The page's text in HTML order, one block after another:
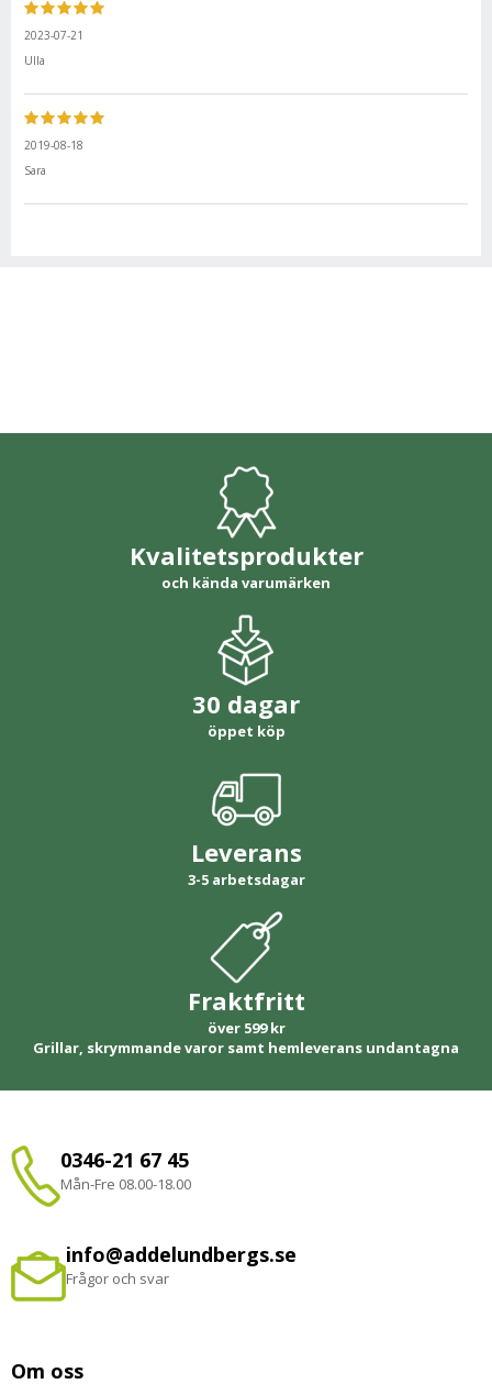
2023-07-21
Ulla
2019-08-18
Sara
Kvalitetsprodukter
och kända varumärken
30 dagar
öppet köp
Leverans
3-5 arbetsdagar
Fraktfritt
över 599 kr
Grillar, skrymmande varor samt hemleverans undantagna
0346-21 67 45
Mån-Fre 08.00-18.00
info@addelundbergs.se
Frågor och svar
Om oss